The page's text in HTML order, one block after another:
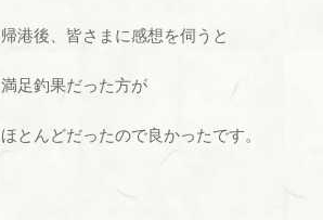
帰港後、皆さまに感想を伺うと
満足釣果だった方が
ほとんどだったので良かったです。